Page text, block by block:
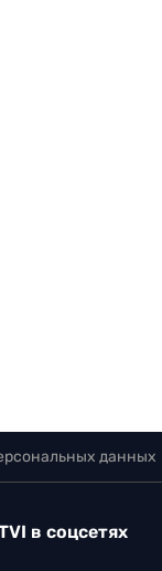
данных
в соцсетях